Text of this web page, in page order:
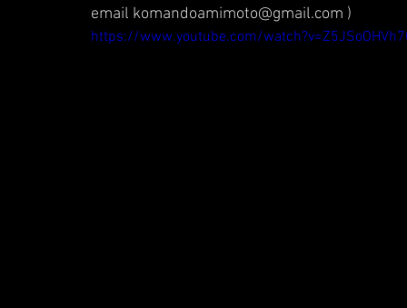
email komandoamimoto@gmail.com )
https://www.youtube.com/